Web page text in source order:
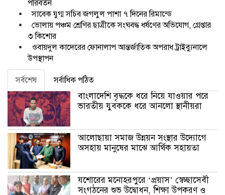
পরিবর্তন
সাবেক যুগ্ম সচিব জগলুল পাশা ৭ দিনের রিমান্ডে
ভোলায় পঞ্চম শ্রেণির ছাত্রীকে সংঘবদ্ধ ধর্ষণের অভিযোগ, গ্রেপ্তার
৩ কিশোর
ওবায়দুল কাদেরের ফোনালাপ আন্তর্জাতিক অপরাধ ট্রাইব্যুনালে
উপস্থাপন
সর্বশেষ সর্বাধিক পঠিত
বাংলাদেশি বৃদ্ধকে ধরে নিয়ে যাওয়ার পরে
ভারতীয় যুবককে ধরে আনলো স্থানীয়রা
আলোছায়া সমাজ উন্নয়ন সংস্থার উদ্যোগে
অসহায় মানুষের মাঝে আর্থিক সহায়তা
যশোরের মনোহরপুরে ‘প্রয়াস’ স্বেচ্ছাসেবী
সংগঠনের শুভ উদ্বোধন, শিক্ষা উপকরণ ও